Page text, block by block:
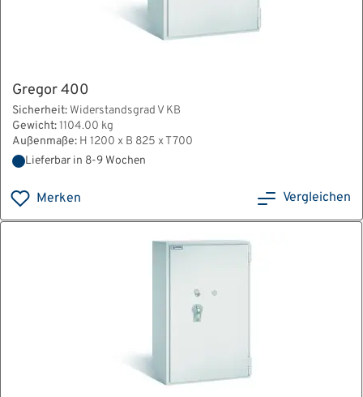
Gregor 400
Sicherheit: Widerstandsgrad V KB
Gewicht:1104.00 kg
Außenmaße: H 1200 x B 825 x T 700
Lieferbar in 8-9 Wochen
Merken Vergleichen